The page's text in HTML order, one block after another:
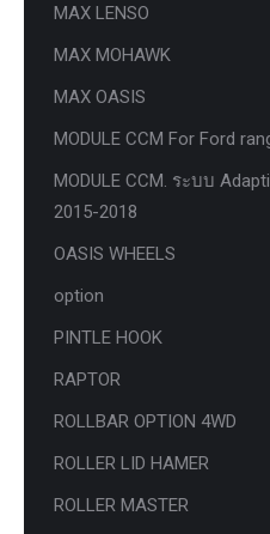
MAX LENSO
MAX MOHAWK
MAX OASIS
MODULE CCM For Ford
MODULE CCM. ระบบ
2015-2018
OASIS WHEELS
option
PINTLE HOOK
RAPTOR
ROLLBAR OPTION 4WD
ROLLER LID HAMER
ROLLER MASTER